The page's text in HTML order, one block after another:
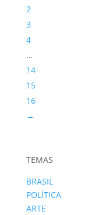
2
3
4
…
14
15
16
→
TEMAS
BRASIL
POLÍTICA
ARTE